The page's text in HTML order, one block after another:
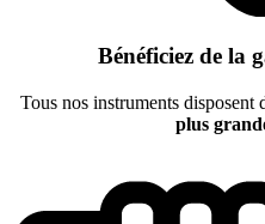
Bénéficiez de la
Tous nos instruments
plus